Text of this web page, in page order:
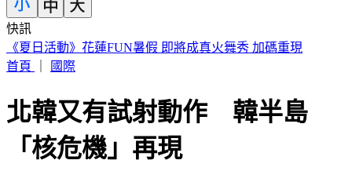
快訊
《夏日活動》花蓮FUN暑假 即將成真火舞秀 加碼重現
首頁
國際
北韓又有試射動作 韓半島
「核危機」再現